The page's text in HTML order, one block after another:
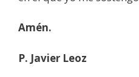
Amén.
P. Javier Leoz